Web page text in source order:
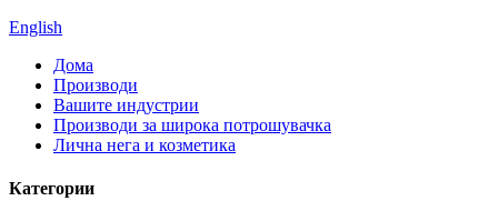
English
Дома
Производи
Вашите индустрии
Производи за широка потрошувачка
Лична нега и козметика
Категории